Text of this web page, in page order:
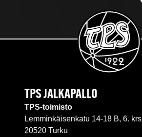
TPS JALKAPALLO
TPS-toimisto
Lemminkäisenkatu 14-18 B, 6. krs
20520 Turku